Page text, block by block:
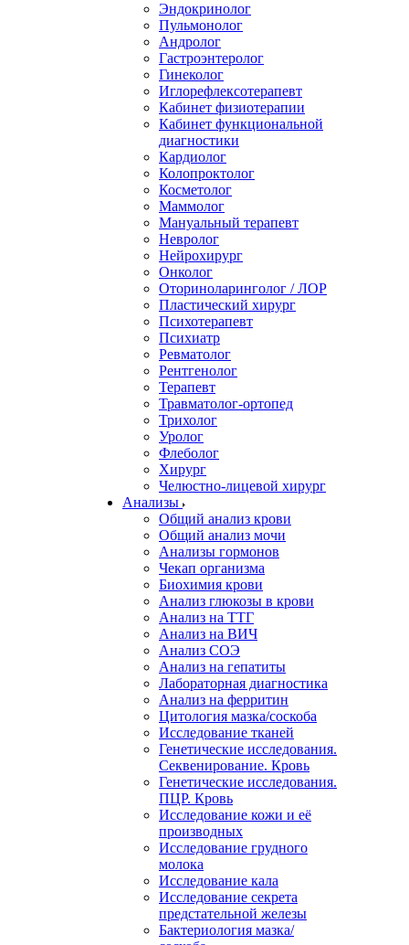
Эндокринолог
Пульмонолог
Андролог
Гастроэнтеролог
Гинеколог
Иглорефлексотерапевт
Кабинет физиотерапии
Кабинет функциональной
диагностики
Кардиолог
Колопроктолог
Косметолог
Маммолог
Мануальный терапевт
Невролог
Нейрохирург
Онколог
Оториноларинголог / ЛОР
Пластический хирург
Психотерапевт
Психиатр
Ревматолог
Рентгенолог
Терапевт
Травматолог-ортопед
Трихолог
Уролог
Флеболог
Хирург
Челюстно-лицевой хирург
Анализы
Общий анализ крови
Общий анализ мочи
Анализы гормонов
Чекап организма
Биохимия крови
Анализ глюкозы в крови
Анализ на ТТГ
Анализ на ВИЧ
Анализ СОЭ
Анализ на гепатиты
Лабораторная диагностика
Анализ на ферритин
Цитология мазка/соскоба
Исследование тканей
Генетические исследования.
Секвенирование. Кровь
Генетические исследования.
ПЦР. Кровь
Исследование кожи и её
производных
Исследование грудного
молока
Исследование кала
Исследование секрета
предстательной железы
Бактериология мазка/